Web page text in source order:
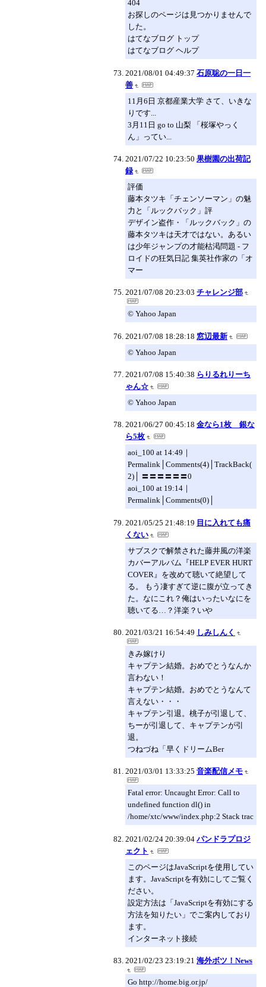
404
お探しのページは見つかりませんで
した。
はてなブログ トップ
はてなブログ ヘルプ
2021/08/01 04:49:37 石原聡の一日一
善
11月6日 京都産業大学 さて、いきな
りです...
3月11日 go to 山梨 「桜塚やっく
ん」ってい...
2021/07/22 10:23:50 果樹園の出荷記
録
評価
藤本タツキ「チェンソーマン」の魅
力と「ルックバック」評
デザイン盗作・「ルックバック」の
藤本タツキは天才ではない。あるい
は少年ジャンプの才能枯渇問題 - フ
ロイドの狂気日記 集英社作家の「オ
マー
2021/07/08 20:23:03 チャレンジ部
© Yahoo Japan
2021/07/08 18:28:18 窓辺最新
© Yahoo Japan
2021/07/08 15:40:38 らりるれりーち
ゃん☆
© Yahoo Japan
2021/06/27 00:45:18 金なら1枚 銀な
ら5枚
aoi_100 at 14:49｜
Permalink│Comments(4)│TrackBack(
2)│ 〓〓〓〓〓〓0
aoi_100 at 19:14｜
Permalink│Comments(0)│
2021/05/25 21:48:19 目に入れても痛
くない
サブスクで解禁された藤井風の洋楽
カバーアルバム『HELP EVER HURT
COVER』を改めて聴いて絶望して
る。 もう凄すぎて逆に腹が立ってき
た。なにこれ？俺はいったいなにを
聴いてる…？洋楽？いや
2021/03/21 16:54:49 しみしんく
きみ嫁けり
キャプテン結婚。おめでとうなんか
言わない！
キャプテン結婚。おめでとうなんて
言えない・・・
キャプテン引退。桃子が引退して、
ちーが引退して、キャプテンが引
退。
つねづね「早くドリームBer
2021/03/01 13:33:25 音楽配信メモ
Fatal error: Uncaught Error: Call to
undefined function dl() in
/home/xtc/www/index.php:2 Stack trac
2021/02/24 20:39:04 パンドラプロジ
ェクト
このページはJavaScriptを使用してい
ます。JavaScriptを有効にしてご覧く
ださい。
設定方法は「JavaScriptを有効にする
方法を知りたい」でご案内しており
ます。
インターネット接続
2021/02/23 23:19:21 海外ボツ！News
Go http://home.big.or.jp/